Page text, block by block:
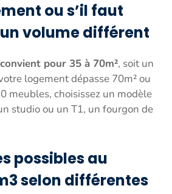
ou s’il faut
volume différent
pour 35 à 70m², soit un
logement dépasse 70m² ou
meubles, choisissez un modèle
studio ou un T1, un fourgon de
possibles au
selon différentes